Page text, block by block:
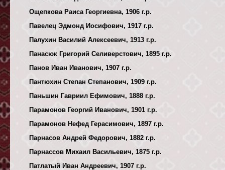
Ощепкова Раиса Георгиевна, 1906 г.р.
Павелец Эдмонд Иосифович, 1917 г.р.
Палухин Василий Алексеевич, 1913 г.р.
Панасюк Григорий Селиверстович, 1895 г.р.
Панов Иван Иванович, 1907 г.р.
Пантюхин Степан Степанович, 1909 г.р.
Паньшин Гавриил Ефимович, 1888 г.р.
Парамонов Георгий Иванович, 1901 г.р.
Парамонов Нефед Герасимович, 1897 г.р.
Парнасов Андрей Федорович, 1882 г.р.
Парнассов Михаил Васильевич, 1875 г.р.
Патлатый Иван Андреевич, 1907 г.р.